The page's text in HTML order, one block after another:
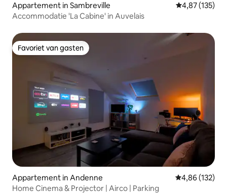
Appartement in Sambreville Gemiddelde
4,87 (135)
Accommodatie 'La Cabine' in Auvelais
Favoriet van gasten
Favoriet van gasten
Appartement in Andenne Gemiddelde
4,86 (132)
Home Cinema & Projector | Airco | Parking